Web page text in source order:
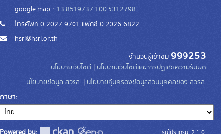
google map : 13.8519737,100.5312798
โทรศัพท์ 0 2027 9701 แฟกซ์ 0 2026 6822
hsri@hsri.or.th
จำนวนผู้เข้าชม 999253
นโยบายเว็บไซต์ | นโยบายเว็บไซต์และการปฏิเสธความรับผิด
นโยบายข้อมูล สวรส. | นโยบายคุ้มครองข้อมูลส่วนบุคคลของ สวรส.
ภาษา
Powered by: รุ่นโปรแกรม: 2.1.0